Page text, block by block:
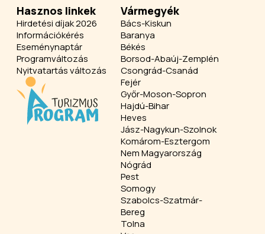
Hasznos linkek
Hirdetési díjak 2026
Információkérés
Eseménynaptár
Programváltozás
Nyitvatartás változás
Vármegyék
Bács-Kiskun
Baranya
Békés
Borsod-Abaúj-Zemplén
Csongrád-Csanád
Fejér
Győr-Moson-Sopron
Hajdú-Bihar
Heves
Jász-Nagykun-Szolnok
Komárom-Esztergom
Nem Magyarország
Nógrád
Pest
Somogy
Szabolcs-Szatmár-
Bereg
Tolna